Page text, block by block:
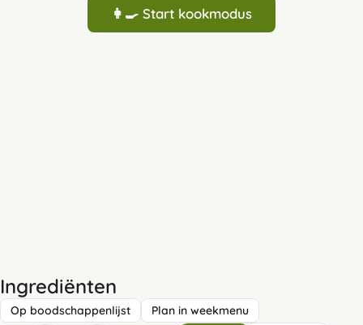
👩‍🍳 Start kookmodus
Ingrediënten
Op boodschappenlijst Plan in weekmenu